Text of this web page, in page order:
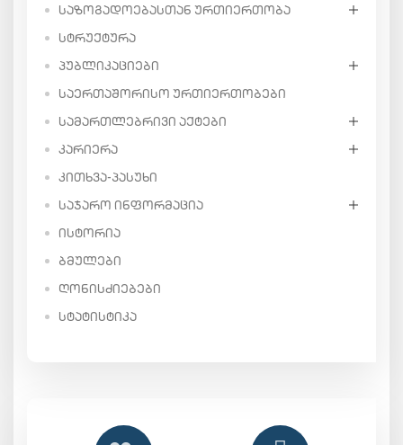
ᲡᲐᲖᲝᲒᲐᲓᲝᲔᲑᲐᲡᲗᲐᲜ ᲣᲠᲗᲘᲔᲠᲗᲝᲑᲐ
ᲡᲢᲠᲣᲥᲢᲣᲠᲐ
ᲞᲣᲑᲚᲘᲙᲐᲪᲘᲔᲑᲘ
ᲡᲐᲔᲠᲗᲐᲨᲝᲠᲘᲡᲝ ᲣᲠᲗᲘᲔᲠᲗᲝᲑᲔᲑᲘ
ᲡᲐᲛᲐᲠᲗᲚᲔᲑᲠᲘᲕᲘ ᲐᲥᲢᲔᲑᲘ
ᲙᲐᲠᲘᲔᲠᲐ
ᲙᲘᲗᲮᲕᲐ-ᲞᲐᲡᲣᲮᲘ
ᲡᲐᲯᲐᲠᲝ ᲘᲜᲤᲝᲠᲛᲐᲪᲘᲐ
ᲘᲡᲢᲝᲠᲘᲐ
ᲑᲛᲣᲚᲔᲑᲘ
ᲦᲝᲜᲘᲡᲫᲘᲔᲑᲔᲑᲘ
ᲡᲢᲐᲢᲘᲡᲢᲘᲙᲐ